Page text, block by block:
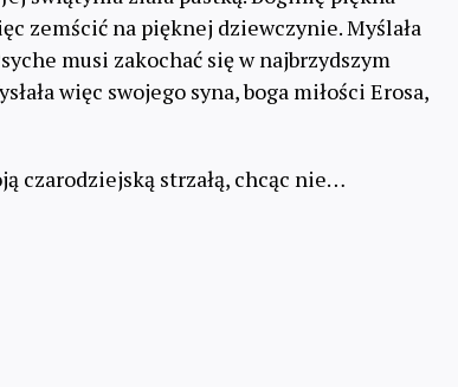
zemścić na pięknej dziewczynie. Myślała
musi zakochać się w najbrzydszym
więc swojego syna, boga miłości Erosa,
czarodziejską strzałą, chcąc nie…